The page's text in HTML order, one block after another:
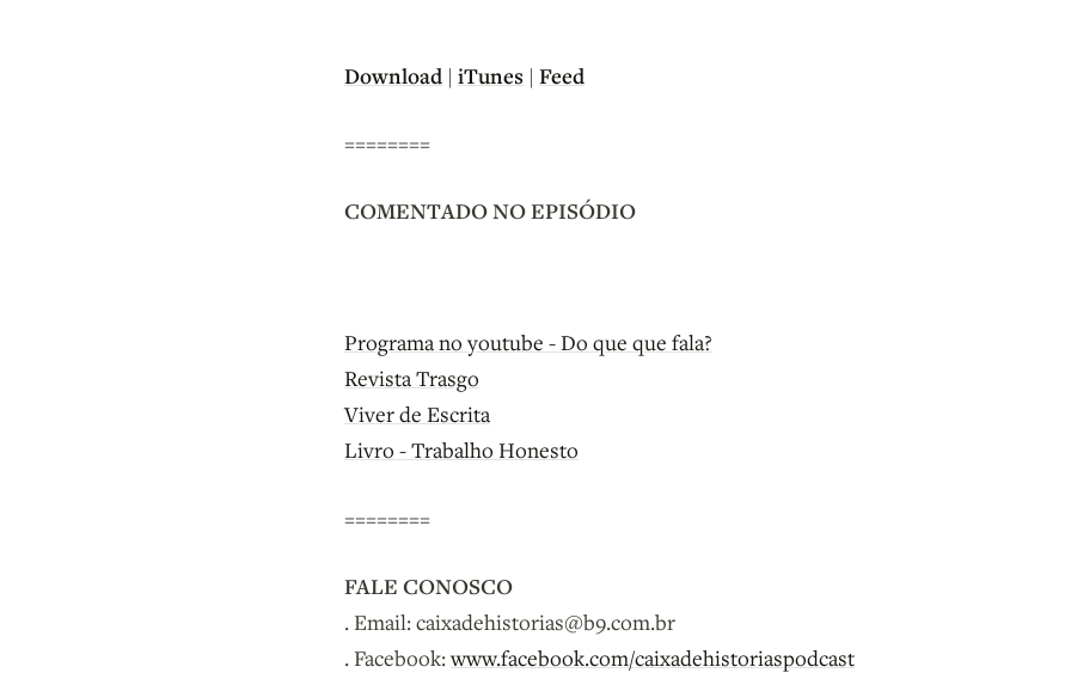
Download | iTunes | Feed
========
COMENTADO NO EPISÓDIO
Programa no youtube - Do que que fala?
Revista Trasgo
Viver de Escrita
Livro - Trabalho Honesto
========
FALE CONOSCO
. Email: caixadehistorias@b9.com.br
. Facebook:www.facebook.com/caixadehistoriaspodcast